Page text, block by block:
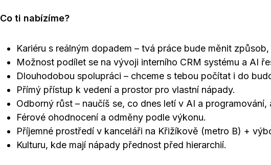
Co ti nabízíme?
Kariéru s reálným dopadem – tvá práce bude měnit
Možnost podílet se na vývoji interního CRM systému a AI
Dlouhodobou spolupráci – chceme s tebou počítat i do
Přímý přístup k vedení a prostor pro vlastní nápady.
Odborný růst – naučíš se, co dnes letí v AI a
Férové ohodnocení a odměny podle výkonu.
Příjemné prostředí v kanceláři na Křižíkově (metro B) +
Kulturu, kde mají nápady přednost před hierarchií.